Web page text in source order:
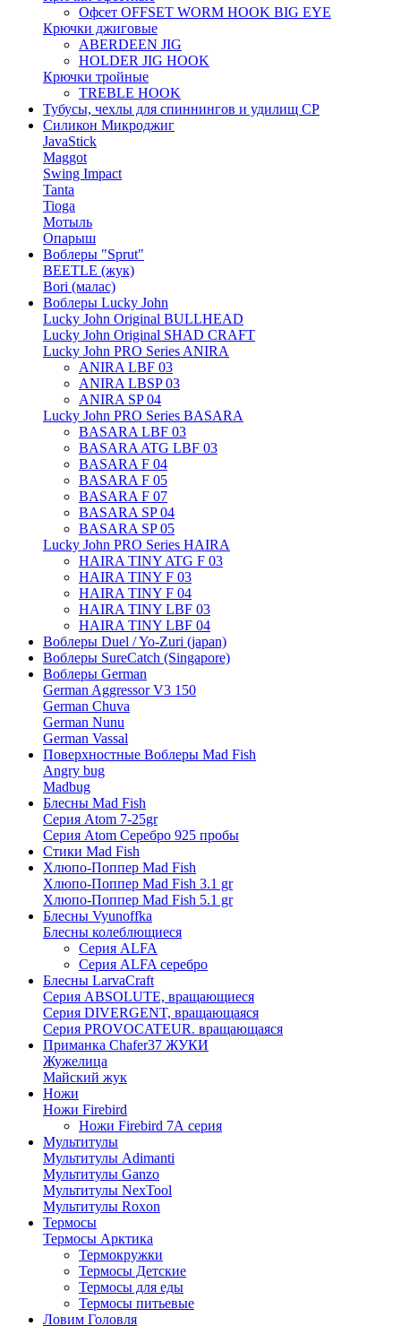
Офсет OFFSET WORM HOOK BIG EYE
Крючки джиговые
ABERDEEN JIG
HOLDER JIG HOOK
Крючки тройные
TREBLE HOOK
Тубусы, чехлы для спиннингов и удилищ СР
Силикон Микроджиг
JavaStick
Maggot
Swing Impact
Tanta
Tioga
Мотыль
Опарыш
Воблеры "Sprut"
BEETLE (жук)
Bori (малас)
Воблеры Lucky John
Lucky John Original BULLHEAD
Lucky John Original SHAD CRAFT
Lucky John PRO Series ANIRA
ANIRA LBF 03
ANIRA LBSP 03
ANIRA SP 04
Lucky John PRO Series BASARA
BASARA LBF 03
BASARA ATG LBF 03
BASARA F 04
BASARA F 05
BASARA F 07
BASARA SP 04
BASARA SP 05
Lucky John PRO Series HAIRA
HAIRA TINY ATG F 03
HAIRA TINY F 03
HAIRA TINY F 04
HAIRA TINY LBF 03
HAIRA TINY LBF 04
Воблеры Duel / Yo-Zuri (japan)
Воблеры SureCatch (Singapore)
Воблеры German
German Aggressor V3 150
German Chuva
German Nunu
German Vassal
Поверхностные Воблеры Mad Fish
Angry bug
Madbug
Блесны Mad Fish
Серия Atom 7-25gr
Серия Atom Серебро 925 пробы
Стики Mad Fish
Хлюпо-Поппер Mad Fish
Хлюпо-Поппер Mad Fish 3.1 gr
Хлюпо-Поппер Mad Fish 5.1 gr
Блесны Vyunoffka
Блесны колеблющиеся
Серия ALFA
Серия ALFA серебро
Блесны LarvaCraft
Серия ABSOLUTE, вращающиеся
Серия DIVERGENT, вращающаяся
Серия PROVOCATEUR. вращающаяся
Приманка Chafer37 ЖУКИ
Жужелица
Майский жук
Ножи
Ножи Firebird
Ножи Firebird 7А серия
Мультитулы
Мультитулы Adimanti
Мультитулы Ganzo
Мультитулы NexTool
Мультитулы Roxon
Термосы
Термосы Арктика
Термокружки
Термосы Детские
Термосы для еды
Термосы питьевые
Ловим Головля